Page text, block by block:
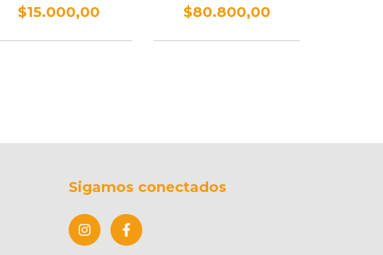
$15.000,00 $80.800,00
Sigamos conectados